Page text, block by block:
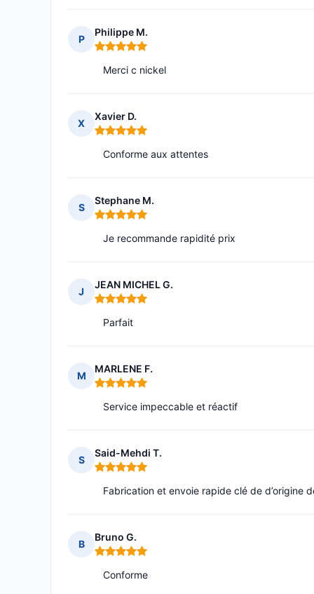
P
Philippe M.
Note : 5 sur 5
Merci c nickel
X
Xavier D.
Note : 5 sur 5
Conforme aux attentes
S
Stephane M.
Note : 5 sur 5
Je recommande rapidité prix
J
JEAN MICHEL G.
Note : 5 sur 5
Parfait
M
MARLENE F.
Note : 5 sur 5
Service impeccable et réactif
S
Said-Mehdi T.
Note : 5 sur 5
Fabrication et envoie rapide clé de d’origine
B
Bruno G.
Note : 5 sur 5
Conforme